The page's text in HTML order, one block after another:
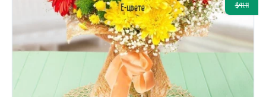
$41.11